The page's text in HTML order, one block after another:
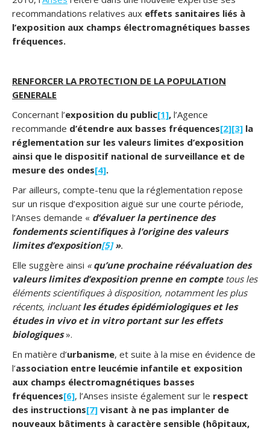
recommandations relatives aux effets sanitaires liés à
l’exposition aux champs électromagnétiques basses
fréquences.
RENFORCER LA PROTECTION DE LA POPULATION
GENERALE
Concernant l’exposition du public[1], l’Agence
recommande d’étendre aux basses fréquences[2][3] la
réglementation sur les valeurs limites d’exposition
ainsi que le dispositif national de surveillance et de
mesure des ondes[4].
Par ailleurs, compte-tenu que la réglementation repose
sur un risque d’exposition aiguë sur une courte période,
l’Anses demande « d’évaluer la pertinence des
fondements scientifiques à l’origine des valeurs
limites d’exposition[5]».
Elle suggère ainsi «qu’une prochaine réévaluation des
valeurs limites d’exposition prenne en comptetous les
éléments scientifiques à disposition, notamment les plus
récents, incluantles études épidémiologiques et les
études in vivo et in vitro portant sur les effets
biologiques».
En matière d’urbanisme, et suite à la mise en évidence de
l’association entre leucémie infantile et exposition
aux champs électromagnétiques basses
fréquences[6], l’Anses insiste également sur le respect
des instructions[7] visant à ne pas implanter de
nouveaux bâtiments à caractère sensible (hôpitaux,